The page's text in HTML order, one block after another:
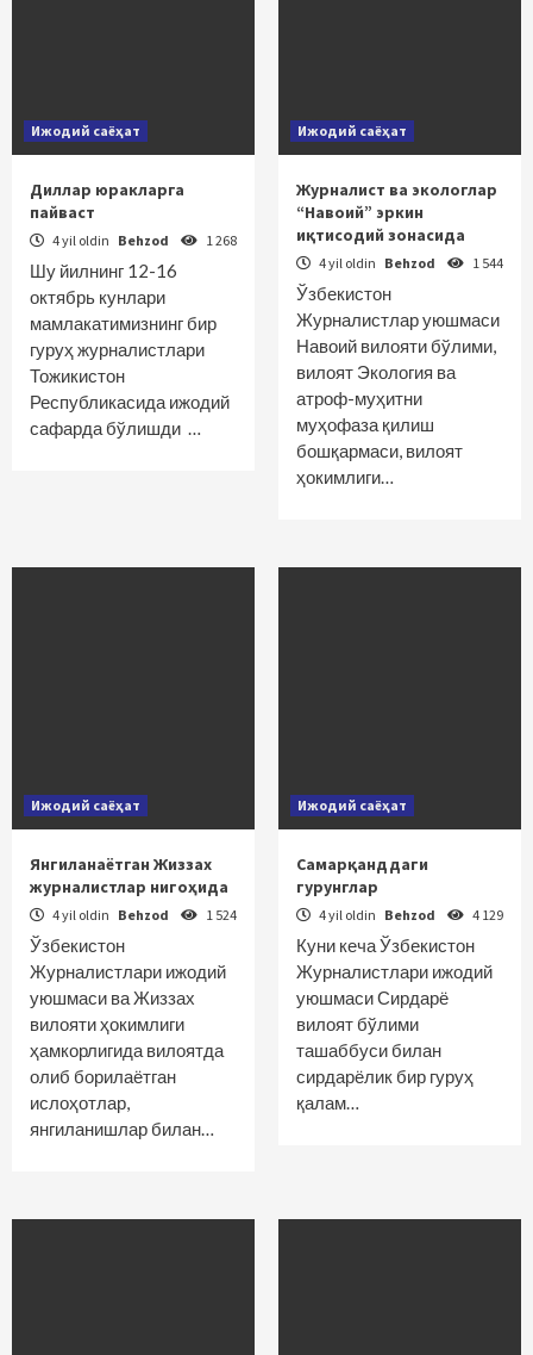
Ижодий саёҳат
Диллар юракларга
пайваст
4 yil oldin Behzod 1 268
Шу йилнинг 12-16
октябрь кунлари
мамлакатимизнинг бир
гуруҳ журналистлари
Тожикистон
Республикасида ижодий
сафарда бўлишди …
Ижодий саёҳат
Журналист ва экологлар
“Навоий” эркин
иқтисодий зонасида
4 yil oldin Behzod 1 544
Ўзбекистон
Журналистлар уюшмаси
Навоий вилояти бўлими,
вилоят Экология ва
атроф-муҳитни
муҳофаза қилиш
бошқармаси, вилоят
ҳокимлиги…
Ижодий саёҳат
Янгиланаётган Жиззах
журналистлар нигоҳида
4 yil oldin Behzod 1 524
Ўзбекистон
Журналистлари ижодий
уюшмаси ва Жиззах
вилояти ҳокимлиги
ҳамкорлигида вилоятда
олиб борилаётган
ислоҳотлар,
янгиланишлар билан…
Ижодий саёҳат
Самарқанддаги
гурунглар
4 yil oldin Behzod 4 129
Куни кеча Ўзбекистон
Журналистлари ижодий
уюшмаси Сирдарё
вилоят бўлими
ташаббуси билан
сирдарёлик бир гуруҳ
қалам…